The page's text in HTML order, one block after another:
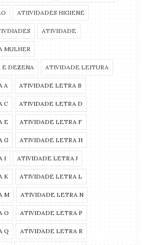
ATIIVIDADES HIGIENE
ATIVIDADE
MULHER
E DEZENA ATIVIDADE LEITURA
A ATIVIDADE LETRA B
C ATIVIDADE LETRA D
E ATIVIDADE LETRA F
G ATIVIDADE LETRA H
I ATIVIDADE LETRA J
K ATIVIDADE LETRA L
M ATIVIDADE LETRA N
O ATIVIDADE LETRA P
Q ATIVIDADE LETRA R